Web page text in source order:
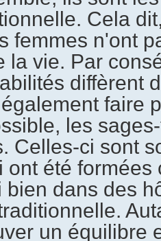
Cela
femmes n'ont
la vie. Par
diffèrent
faire
les
Celles-ci sont
ont été formées
bien dans des
un équilibre